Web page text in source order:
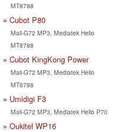
MT8788
Cubot P80
Mali-G72 MP3, Mediatek Helio
MT8788
Cubot KingKong Power
Mali-G72 MP3, Mediatek Helio
MT8788
Umidigi F3
Mali-G72 MP3, Mediatek Helio P70
Oukitel WP16